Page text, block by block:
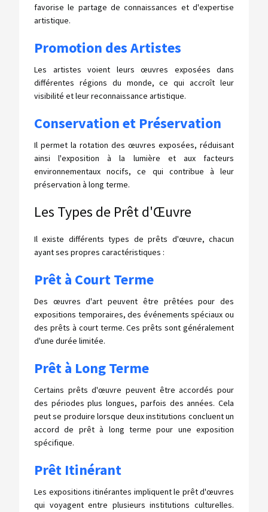
favorise le partage de connaissances et d'expertise
artistique.
Promotion des Artistes
Les artistes voient leurs œuvres exposées dans
différentes régions du monde, ce qui accroît leur
visibilité et leur reconnaissance artistique.
Conservation et Préservation
Il permet la rotation des œuvres exposées, réduisant
ainsi l'exposition à la lumière et aux facteurs
environnementaux nocifs, ce qui contribue à leur
préservation à long terme.
Les Types de Prêt d'Œuvre
Il existe différents types de prêts d'œuvre, chacun
ayant ses propres caractéristiques :
Prêt à Court Terme
Des œuvres d'art peuvent être prêtées pour des
expositions temporaires, des événements spéciaux ou
des prêts à court terme. Ces prêts sont généralement
d'une durée limitée.
Prêt à Long Terme
Certains prêts d'œuvre peuvent être accordés pour
des périodes plus longues, parfois des années. Cela
peut se produire lorsque deux institutions concluent un
accord de prêt à long terme pour une exposition
spécifique.
Prêt Itinérant
Les expositions itinérantes impliquent le prêt d'œuvres
qui voyagent entre plusieurs institutions culturelles.